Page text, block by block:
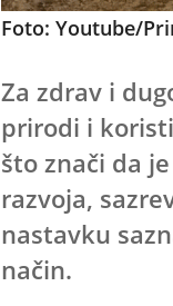
Foto: Youtube/
Za zdrav i
prirodi i
što znači da
razvoja,
nastavku
način.